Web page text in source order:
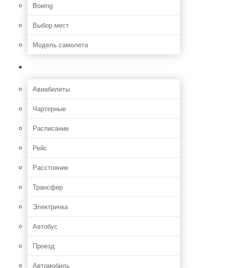
Boeing
Выбор мест
Модель самолета
Авиабилеты
Чартерные
Расписание
Рейс
Расстояние
Трансфер
Электричка
Автобус
Проезд
Автомобиль